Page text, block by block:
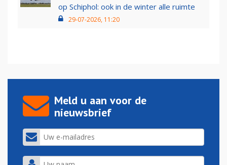
op Schiphol: ook in de winter alle ruimte
29-07-2026, 11:20
Meld u aan voor de
nieuwsbrief